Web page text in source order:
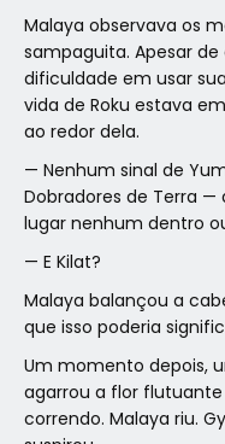
Malaya observava os
sampaguita. Apesar
dificuldade em usar
vida de Roku estava
ao redor dela.
— Nenhum sinal de
Dobradores de Terra —
lugar nenhum dentro
— E Kilat?
Malaya balançou a
que isso poderia
Um momento depois,
agarrou a flor
correndo. Malaya riu.